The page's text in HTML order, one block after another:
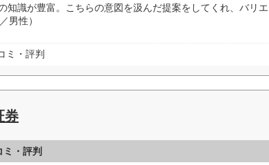
知識が豊富。こちらの意図を汲んだ提案をしてくれ、バリエ
男性）
ミ・評判
券
・評判